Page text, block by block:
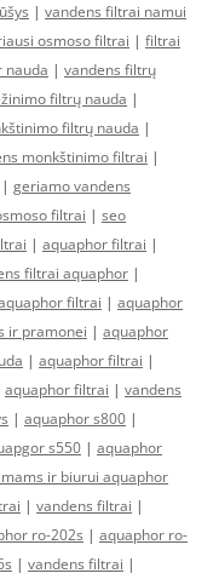
| vandens filtrai namui
osmoso filtrai | filtrai
nauda | vandens filtrų
filtrų nauda |
filtrų nauda |
monkštinimo filtrai |
| geriamo vandens
filtrai | seo
| aquaphor filtrai |
filtrai aquaphor |
filtrai | aquaphor
ir pramonei | aquaphor
| aquaphor filtrai |
aquaphor filtrai | vandens
| aquaphor s800 |
s550 | aquaphor
ir biurui aquaphor
| vandens filtrai |
ro-202s | aquaphor ro-
| vandens filtrai |